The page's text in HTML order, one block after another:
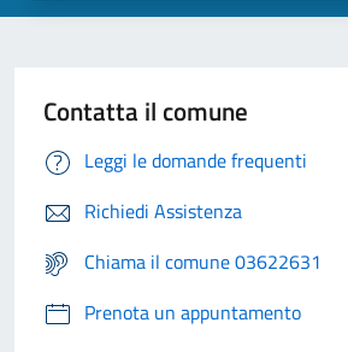
Contatta il comune
Leggi le domande frequenti
Richiedi Assistenza
Chiama il comune 03622631
Prenota un appuntamento